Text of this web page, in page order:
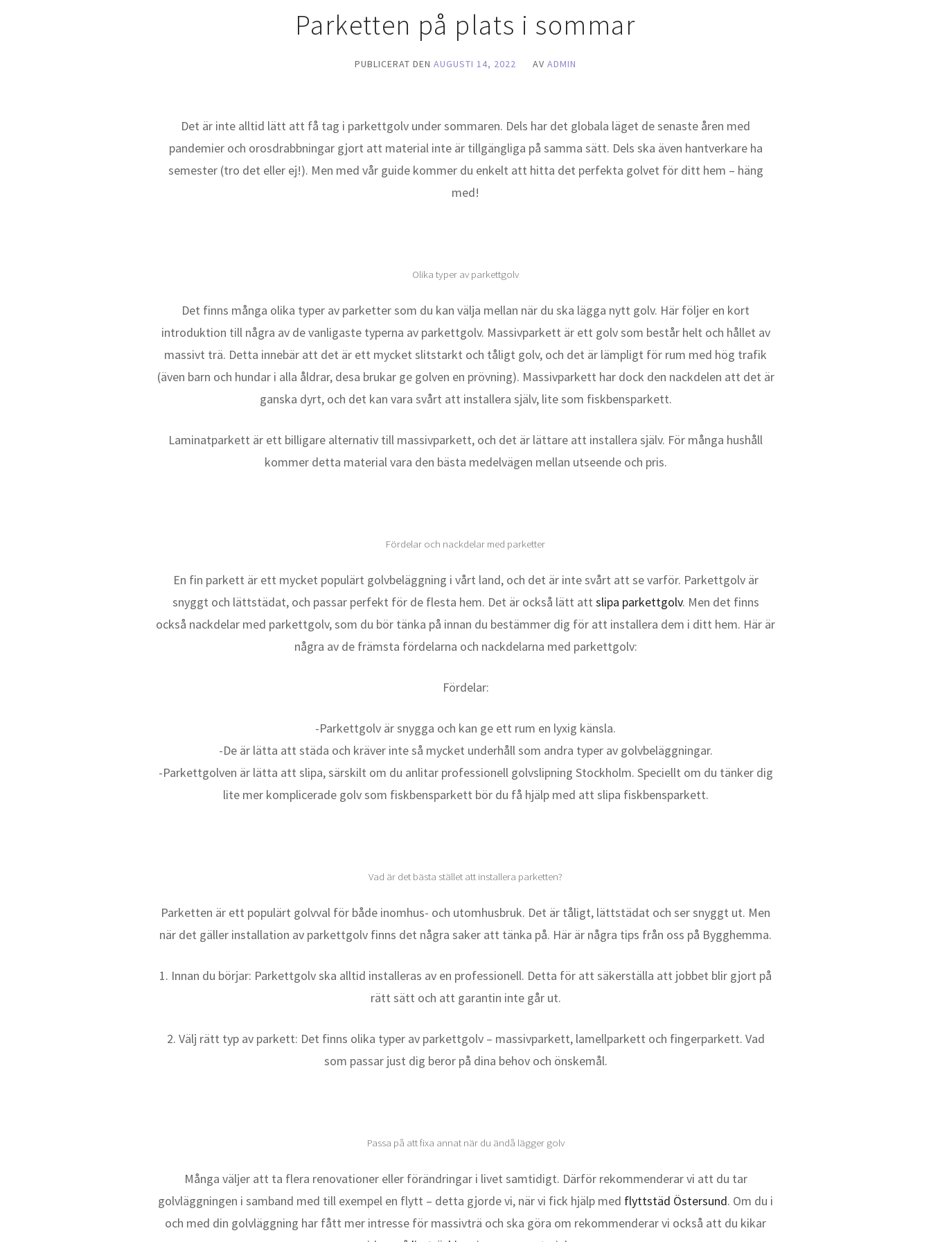
Parketten på plats i sommar
PUBLICERAT DEN AUGUSTI 14, 2022 AV ADMIN
Det är inte alltid lätt att få tag i parkettgolv under sommaren. Dels har det globala läget de senaste åren med
pandemier och orosdrabbningar gjort att material inte är tillgängliga på samma sätt. Dels ska även hantverkare ha
semester (tro det eller ej!). Men med vår guide kommer du enkelt att hitta det perfekta golvet för ditt hem – häng
med!
Olika typer av parkettgolv
Det finns många olika typer av parketter som du kan välja mellan när du ska lägga nytt golv. Här följer en kort
introduktion till några av de vanligaste typerna av parkettgolv. Massivparkett är ett golv som består helt och hållet av
massivt trä. Detta innebär att det är ett mycket slitstarkt och tåligt golv, och det är lämpligt för rum med hög trafik
(även barn och hundar i alla åldrar, desa brukar ge golven en prövning). Massivparkett har dock den nackdelen att det är
ganska dyrt, och det kan vara svårt att installera själv, lite som fiskbensparkett.
Laminatparkett är ett billigare alternativ till massivparkett, och det är lättare att installera själv. För många hushåll
kommer detta material vara den bästa medelvägen mellan utseende och pris.
Fördelar och nackdelar med parketter
En fin parkett är ett mycket populärt golvbeläggning i vårt land, och det är inte svårt att se varför. Parkettgolv är
snyggt och lättstädat, och passar perfekt för de flesta hem. Det är också lätt att slipa parkettgolv. Men det finns
också nackdelar med parkettgolv, som du bör tänka på innan du bestämmer dig för att installera dem i ditt hem. Här är
några av de främsta fördelarna och nackdelarna med parkettgolv:
Fördelar:
-Parkettgolv är snygga och kan ge ett rum en lyxig känsla.
-De är lätta att städa och kräver inte så mycket underhåll som andra typer av golvbeläggningar.
-Parkettgolven är lätta att slipa, särskilt om du anlitar professionell golvslipning Stockholm. Speciellt om du tänker dig
lite mer komplicerade golv som fiskbensparkett bör du få hjälp med att slipa fiskbensparkett.
Vad är det bästa stället att installera parketten?
Parketten är ett populärt golvval för både inomhus- och utomhusbruk. Det är tåligt, lättstädat och ser snyggt ut. Men
när det gäller installation av parkettgolv finns det några saker att tänka på. Här är några tips från oss på Bygghemma.
1. Innan du börjar: Parkettgolv ska alltid installeras av en professionell. Detta för att säkerställa att jobbet blir gjort på
rätt sätt och att garantin inte går ut.
2. Välj rätt typ av parkett: Det finns olika typer av parkettgolv – massivparkett, lamellparkett och fingerparkett. Vad
som passar just dig beror på dina behov och önskemål.
Passa på att fixa annat när du ändå lägger golv
Många väljer att ta flera renovationer eller förändringar i livet samtidigt. Därför rekommenderar vi att du tar
golvläggningen i samband med till exempel en flytt – detta gjorde vi, när vi fick hjälp med flyttstäd Östersund. Om du i
och med din golvläggning har fått mer intresse för massivträ och ska göra om rekommenderar vi också att du kikar